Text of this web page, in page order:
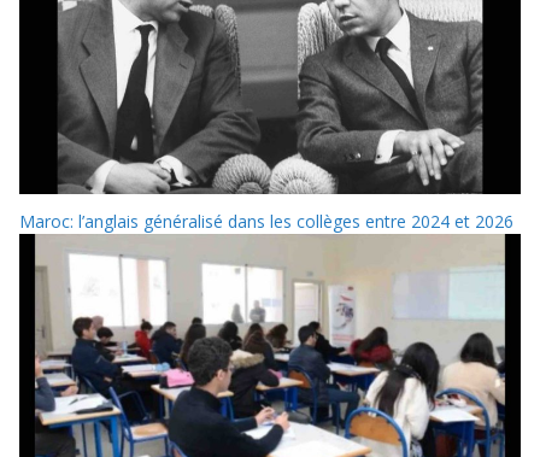
Maroc: l’anglais généralisé dans les collèges entre 2024 et 2026